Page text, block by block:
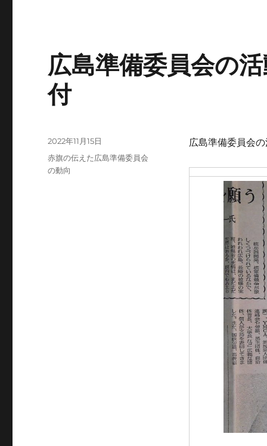
広島準備委員会の
付
広島準備委員会
投
稿
日:
2022年11月15日
カ
テ
赤旗の伝えた広島準備委員会
の動向